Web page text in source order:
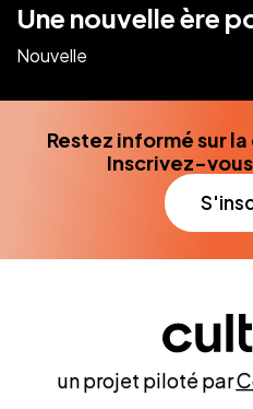
Une nouvelle ère
Nouvelle
Restez informé sur
Inscrivez-
un projet piloté par